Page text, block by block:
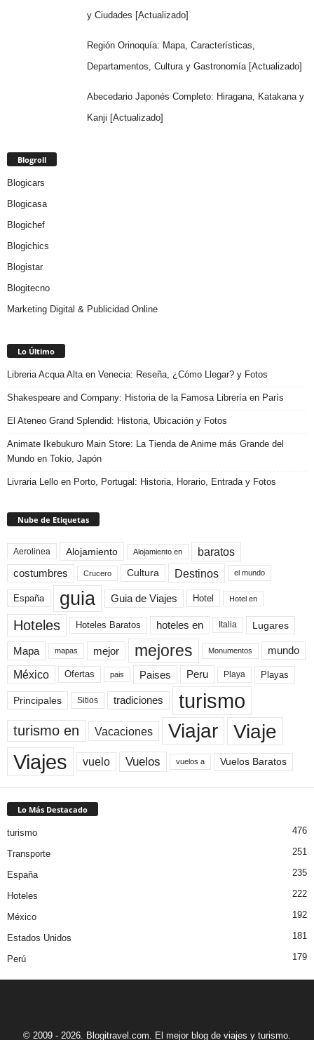
y Ciudades [Actualizado]
Región Orinoquía: Mapa, Características,
Departamentos, Cultura y Gastronomía [Actualizado]
Abecedario Japonés Completo: Hiragana, Katakana y
Kanji [Actualizado]
Blogroll
Blogicars
Blogicasa
Blogichef
Blogichics
Blogistar
Blogitecno
Marketing Digital & Publicidad Online
Lo Último
Libreria Acqua Alta en Venecia: Reseña, ¿Cómo Llegar? y Fotos
Shakespeare and Company: Historia de la Famosa Librería en París
El Ateneo Grand Splendid: Historia, Ubicación y Fotos
Animate Ikebukuro Main Store: La Tienda de Anime más Grande del
Mundo en Tokio, Japón
Livraria Lello en Porto, Portugal: Historia, Horario, Entrada y Fotos
Nube de Etiquetas
Aerolinea Alojamiento Alojamiento en baratos
costumbres Crucero Cultura Destinos el mundo
España guia Guia de Viajes Hotel Hotel en
Hoteles Hoteles Baratos hoteles en Italia Lugares
Mapa mapas mejor mejores Monumentos mundo
México Ofertas pais Paises Peru Playa Playas
Principales Sitios tradiciones turismo
turismo en Vacaciones Viajar Viaje
Viajes vuelo Vuelos vuelos a Vuelos Baratos
Lo Más Destacado
turismo 476
Transporte 251
España 235
Hoteles 222
México 192
Estados Unidos 181
Perú 179
© 2009 - 2026. Blogitravel.com. El mejor blog de viajes y turismo.